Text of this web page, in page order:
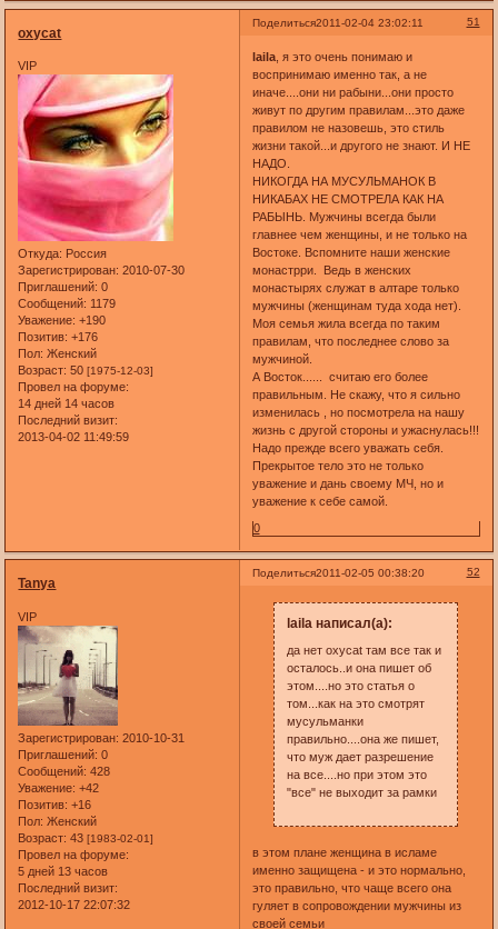
Поделиться 51
2011-02-04 23:02:11
oxycat
VIP
Откуда: Россия
Зарегистрирован: 2010-07-30
Приглашений: 0
Сообщений: 1179
Уважение: +190
Позитив: +176
Пол: Женский
Возраст: 50[1975-12-03]
Провел на форуме:
14 дней 14 часов
Последний визит:
2013-04-02 11:49:59
laila, я это очень понимаю и
воспринимаю именно так, а не
иначе....они ни рабыни...они просто
живут по другим правилам...это даже
правилом не назовешь, это стиль
жизни такой...и другого не знают. И НЕ
НАДО.
НИКОГДА НА МУСУЛЬМАНОК В
НИКАБАХ НЕ СМОТРЕЛА КАК НА
РАБЫНЬ. Мужчины всегда были
главнее чем женщины, и не только на
Востоке. Вспомните наши женские
монастрри. Ведь в женских
монастырях служат в алтаре только
мужчины (женщинам туда хода нет).
Моя семья жила всегда по таким
правилам, что последнее слово за
мужчиной.
А Восток...... считаю его более
правильным. Не скажу, что я сильно
изменилась , но посмотрела на нашу
жизнь с другой стороны и ужаснулась!!!
Надо прежде всего уважать себя.
Прекрытое тело это не только
уважение и дань своему МЧ, но и
уважение к себе самой.
0
Поделиться 52
2011-02-05 00:38:20
Tanya
VIP
Зарегистрирован: 2010-10-31
Приглашений: 0
Сообщений: 428
Уважение: +42
Позитив: +16
Пол: Женский
Возраст: 43[1983-02-01]
Провел на форуме:
5 дней 13 часов
Последний визит:
2012-10-17 22:07:32
laila написал(а):
да нет oxycat там все так и
осталось..и она пишет об
этом....но это статья о
том...как на это смотрят
мусульманки
правильно....она же пишет,
что муж дает разрешение
на все....но при этом это
"все" не выходит за рамки
в этом плане женщина в исламе
именно защищена - и это нормально,
это правильно, что чаще всего она
гуляет в сопровождении мужчины из
своей семьи